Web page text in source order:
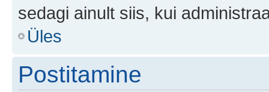
sedagi ainult siis, kui
Üles
Postitamine